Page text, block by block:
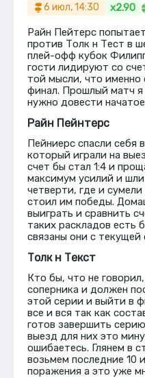
6 июл, 14:30 x2.90
Райн Пейтерс
против Толк н Тест в
плей-офф кубок
гости лидируют со
той мысли, что именно
финал. Прошлый матч я
нужно довести
Райн Пейнтерс
Пейниерс спасли себя
который играли на
счет бы стал 1:4 и
максимум усилий и
четверти, где и
стоил им победы.
выиграть и сравнить
таких раскладов есть
связаны они с
Толк н Текст
Кто бы, что не
соперника и должен
этой серии и выйти в
все и вся так как
готов завершить
выезд для них это
ошибаетесь. Глянем в
возьмем последние 10
поражения а это уже